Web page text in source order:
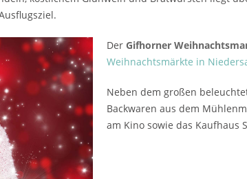
20:00 Uhr
Gifhorn
und
Kultur
Gifhorn
gifhorn.de
Der Gifhorner
Weihnachtsmärkte in
Neben dem großen
Backwaren aus dem
am Kino sowie das Kaufhaus